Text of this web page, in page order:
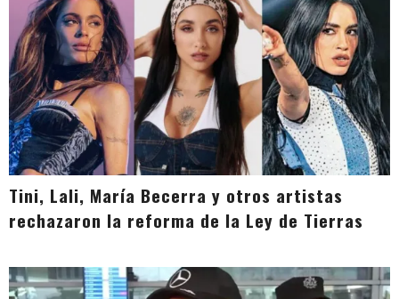
Tini, Lali, María Becerra y otros artistas
rechazaron la reforma de la Ley de Tierras